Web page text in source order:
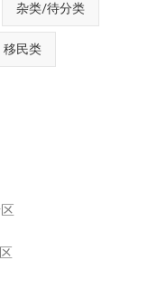
杂类/待分类
移民类